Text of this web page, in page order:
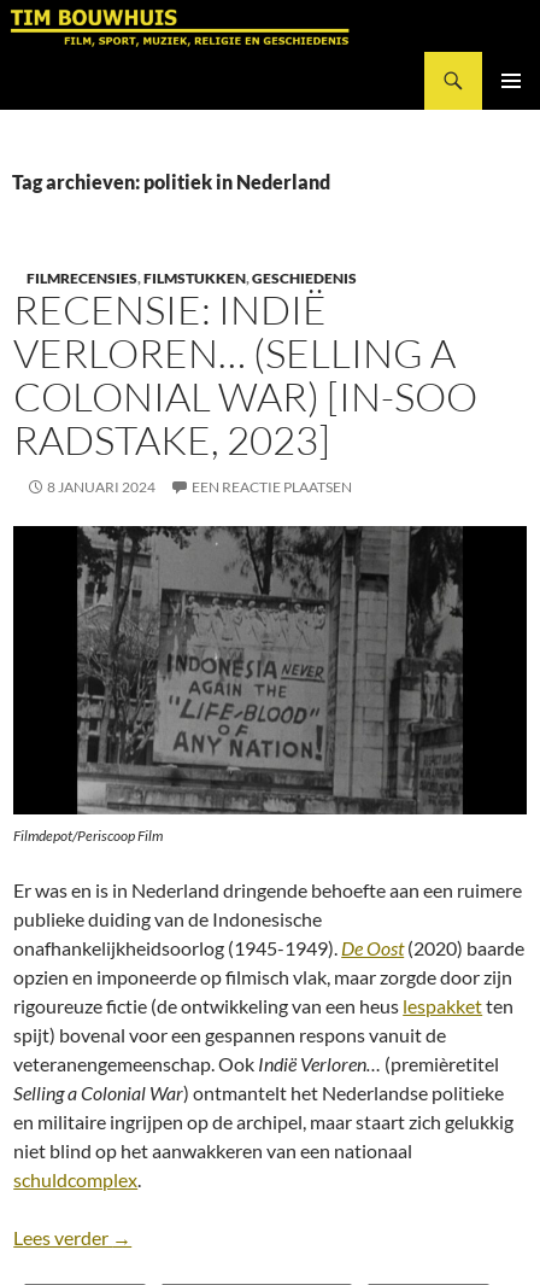
Ga
Tag archieven: politiek in Nederland
FILMRECENSIES,FILMSTUKKEN,GESCHIEDENIS
RECENSIE: INDIË
VERLOREN… (SELLING A
COLONIAL WAR) [IN-SOO
RADSTAKE, 2023]
8 JANUARI 2024 EEN REACTIE PLAATSEN
Filmdepot/Periscoop Film
Er was en is in Nederland dringende behoefte aan een ruimere
publieke duiding van de Indonesische
onafhankelijkheidsoorlog (1945-1949). De Oost(2020) baarde
opzien en imponeerde op filmisch vlak, maar zorgde door zijn
rigoureuze fictie (de ontwikkeling van een heus lespakketten
spijt) bovenal voor een gespannen respons vanuit de
veteranengemeenschap. Ook Indië Verloren… (premièretitel
Selling a Colonial War) ontmantelt het Nederlandse politieke
en militaire ingrijpen op de archipel, maar staart zich gelukkig
niet blind op het aanwakkeren van een nationaal
schuldcomplex.
Lees verder Recensie: Indië Verloren… (Selling a Colonial War)
→